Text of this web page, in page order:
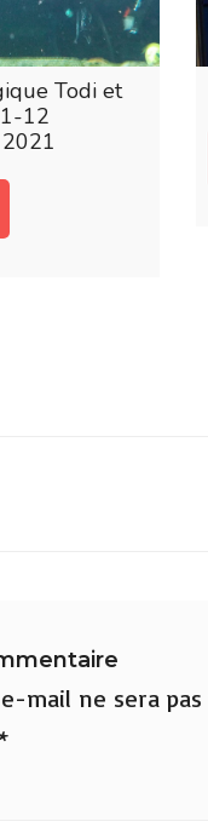
Todi et
12
mail ne sera pas